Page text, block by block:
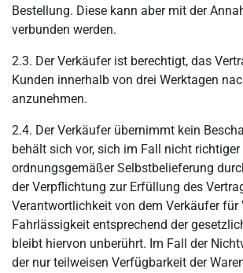
Bestellung. Diese kann aber mit der
verbunden werden.
2.3. Der Verkäufer ist berechtigt, das
Kunden innerhalb von drei Werktagen
anzunehmen.
2.4. Der Verkäufer übernimmt kein
behält sich vor, sich im Fall nicht
ordnungsgemäßer Selbstbelieferung
der Verpflichtung zur Erfüllung des
Verantwortlichkeit von dem Verkäufer für
Fahrlässigkeit entsprechend der
bleibt hiervon unberührt. Im Fall der
der nur teilweisen Verfügbarkeit der